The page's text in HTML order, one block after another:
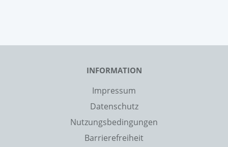
INFORMATION
Impressum
Datenschutz
Nutzungsbedingungen
Barrierefreiheit